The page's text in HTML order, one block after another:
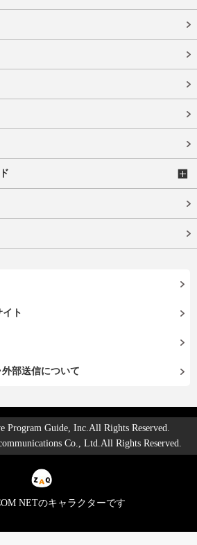
ト
部送信について
Guide, Inc.All Rights Reserved.
Co., Ltd.All Rights Reserved.
NETのキャラクターです